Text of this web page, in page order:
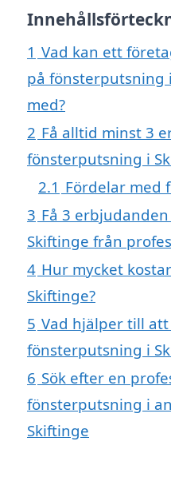
1 Vad kan ett
på fönsterputsning
med?
2 Få alltid minst 3
fönsterputsning i
2.1 Fördelar med
3 Få 3
Skiftinge från
4 Hur mycket
Skiftinge?
5 Vad hjälper till
fönsterputsning i
6 Sök efter en
fönsterputsning i
Skiftinge